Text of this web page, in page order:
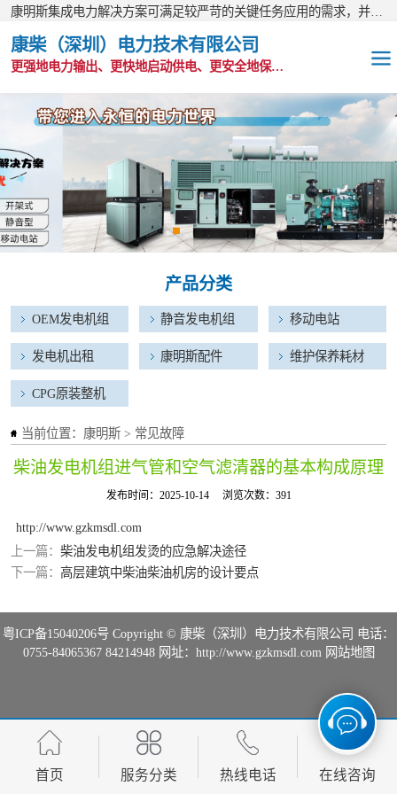
康柴（深圳）电力技术有限公司
更强地电力输出、更快地启动供电、更安全地保护功能
当前位置： 康明斯 > 常见故障
柴油发电机组进气管和空气滤清器的基本构成原理
发布时间：2025-10-14 浏览次数：391
http://www.gzkmsdl.com
上一篇： 柴油发电机组发烫的应急解决途径
下一篇： 高层建筑中柴油柴油机房的设计要点
产品分类
OEM发电机组 静音发电机组 移动电站
发电机出租 康明斯配件 维护保养耗材
CPG原装整机
粤ICP备15040206号 Copyright © 康柴（深圳）电力技术有限公司 电话：
0755-84065367 84214948 网址：http://www.gzkmsdl.com 网站地图
首页 服务分类 热线电话 在线咨询
OEM发电机组
静音发电机组
移动电站
发电机出租
维护保养耗材
CPG原装整机